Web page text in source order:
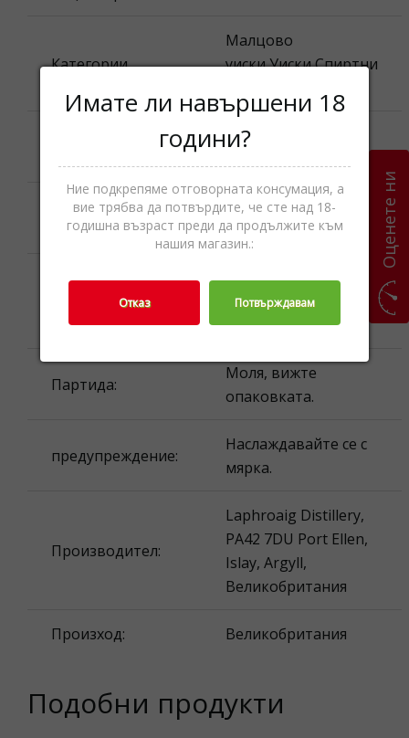
Категории
Малцовo
уиски,Уиски,Спиртни
Laphroaig Px Cask
Най-добър до:
Моля, вижте
опаковката.
Номинално
количество
(обем):
1 л. ℮
Партида:
Моля, вижте
опаковката.
предупреждение:
Наслаждавайте се с
мярка.
Производител:
Laphroaig Distillery,
PA42 7DU Port Ellen,
Islay, Argyll,
Великобритания
Произход: Великобритания
Подобни продукти
Оценете ни
Имате ли навършени 18
години?
Ние подкрепяме отговорната консумация, а
вие трябва да потвърдите, че сте над 18-
годишна възраст преди да продължите към
нашия магазин.:
Отказ Потвърждавам